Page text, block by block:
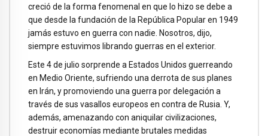
creció de la forma fenomenal en que lo hizo se debe a
que desde la fundación de la República Popular en 1949
jamás estuvo en guerra con nadie. Nosotros, dijo,
siempre estuvimos librando guerras en el exterior.
Este 4 de julio sorprende a Estados Unidos guerreando
en Medio Oriente, sufriendo una derrota de sus planes
en Irán, y promoviendo una guerra por delegación a
través de sus vasallos europeos en contra de Rusia. Y,
además, amenazando con aniquilar civilizaciones,
destruir economías mediante brutales medidas